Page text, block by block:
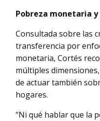
Pobreza monetaria
Consultada sobre las
transferencia por
monetaria, Cortés
múltiples
de actuar también
hogares.
“Ni qué hablar que la